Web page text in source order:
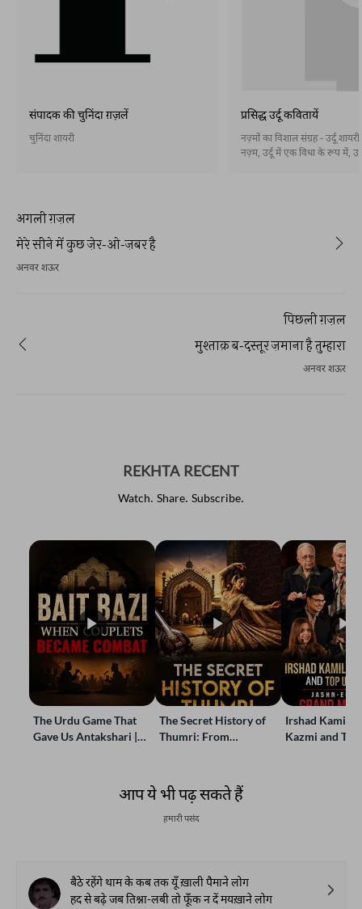
संपादक की चुनिंदा ग़ज़लें
चुनिंदा शायरी
प्रसिद्ध उर्दू कवितायें
नज़्मों का विशाल संग्रह - उर्दू
नज़्म, उर्दू में एक विधा के रूप में,
अगली ग़ज़ल
मेरे सीने में कुछ ज़ेर-ओ-ज़बर है
अनवर शऊर
पिछली ग़ज़ल
मुश्ताक़ ब-दस्तूर ज़माना है तुम्हारा
अनवर शऊर
REKHTA RECENT
Watch. Share. Subscribe.
The Urdu Game That
Gave Us Antakshari |
The Secret History of
Thumri: From
Irshad Kamil,
Kazmi and
आप ये भी पढ़ सकते हैं
हमारी पसंद
बैठे रहेंगे थाम के कब तक यूँ ख़ाली पैमाने लोग
हद से बढ़े जब तिश्ना-लबी तो फूँक न दें मयख़ाने लोग